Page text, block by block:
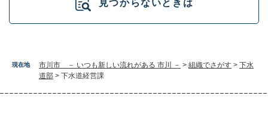
現在地 市川市 － いつも新しい流れがある 市川 － > 組織でさがす > 下水
道部 > 下水道経営課
見つからないときは